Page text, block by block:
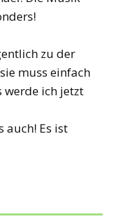
zu der
muss einfach
werde ich jetzt
auch! Es ist